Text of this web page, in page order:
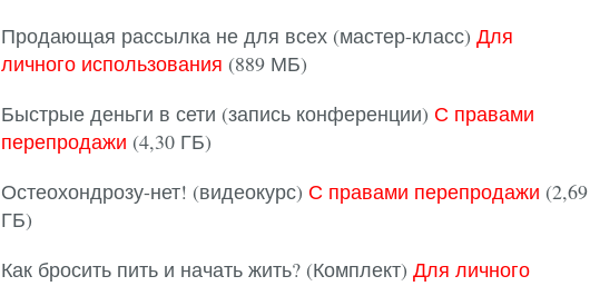
Продающая рассылка не для всех (мастер-класс) Для
личного использования (889 МБ)
Быстрые деньги в сети (запись конференции) С правами
перепродажи (4,30 ГБ)
Остеохондрозу-нет! (видеокурс) С правами перепродажи (2,69
ГБ)
Как бросить пить и начать жить? (Комплект) Для личного